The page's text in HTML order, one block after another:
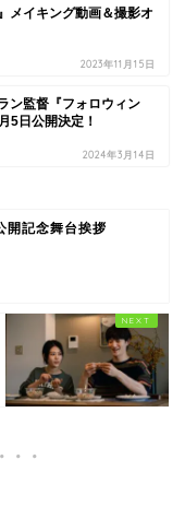
メイキング動画＆撮影オ
2023年11月15日
ン監督『フォロウィン
5日公開決定！
2024年3月14日
開記念舞台挨拶